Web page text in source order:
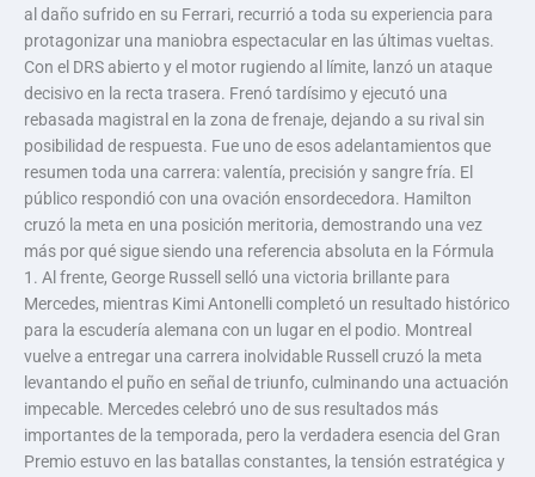
al daño sufrido en su Ferrari, recurrió a toda su experiencia para
protagonizar una maniobra espectacular en las últimas vueltas.
Con el DRS abierto y el motor rugiendo al límite, lanzó un ataque
decisivo en la recta trasera. Frenó tardísimo y ejecutó una
rebasada magistral en la zona de frenaje, dejando a su rival sin
posibilidad de respuesta. Fue uno de esos adelantamientos que
resumen toda una carrera: valentía, precisión y sangre fría. El
público respondió con una ovación ensordecedora. Hamilton
cruzó la meta en una posición meritoria, demostrando una vez
más por qué sigue siendo una referencia absoluta en la Fórmula
1. Al frente, George Russell selló una victoria brillante para
Mercedes, mientras Kimi Antonelli completó un resultado histórico
para la escudería alemana con un lugar en el podio. Montreal
vuelve a entregar una carrera inolvidable Russell cruzó la meta
levantando el puño en señal de triunfo, culminando una actuación
impecable. Mercedes celebró uno de sus resultados más
importantes de la temporada, pero la verdadera esencia del Gran
Premio estuvo en las batallas constantes, la tensión estratégica y